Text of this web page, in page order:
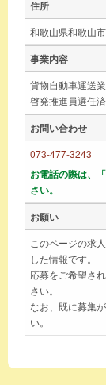
住所
和歌山県和歌山
事業内容
貨物自動車運送
啓発推進員選任
お問い合わせ
073-477-3243
お電話の際は、
さい。
お願い
このページの求
した情報です。
応募をご希望さ
さい。
なお、既に募集
い。